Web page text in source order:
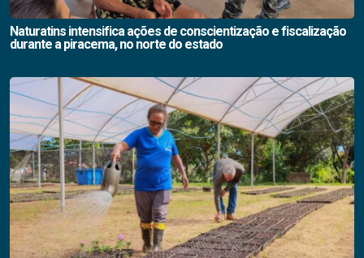
Naturatins intensifica ações de conscientização e fiscalização
durante a piracema, no norte do estado